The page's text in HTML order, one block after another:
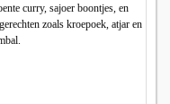
Maak